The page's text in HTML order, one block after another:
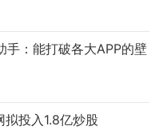
手：能打破各大APP的壁
投入1.8亿炒股